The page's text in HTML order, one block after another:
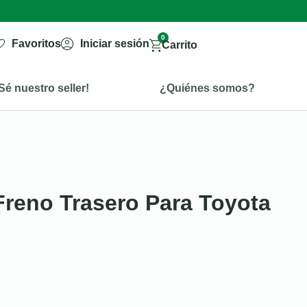
Favoritos Iniciar sesión
0
Carrito
nuestro seller! ¿Quiénes somos?
Trasero Para Toyota